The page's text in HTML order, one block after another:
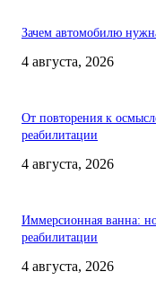
Зачем автомобилю
4 августа, 2026
От повторения к
реабилитации
4 августа, 2026
Иммерсионная ванна:
реабилитации
4 августа, 2026